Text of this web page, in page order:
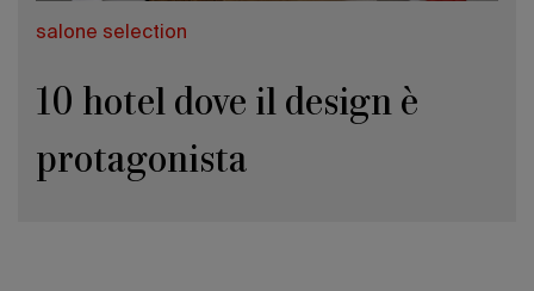
salone selection
10 hotel dove il design è
protagonista